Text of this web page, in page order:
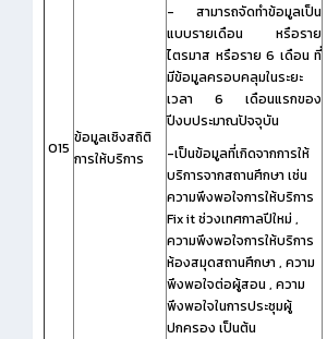
O15
ข้อมูลเชิงสถิติ
การให้บริการ
- สามารถจัดทำข้อมูลเป็น
แบบรายเดือน หรือราย
ไตรมาส หรือราย 6 เดือน ที่
มีข้อมูลครอบคลุมในระยะ
เวลา 6 เดือนแรกของ
ปีงบประมาณปัจจุบัน
-เป็นข้อมูลที่เกิดจากการให้
บริการจากสถานศึกษา เช่น
ความพึงพอใจการให้บริการ
Fix it ช่วงเทศกาลปีใหม่ ,
ความพึงพอใจการให้บริการ
ห้องสมุดสถานศึกษา , ความ
พึงพอใจต่อผู้สอน , ความ
พึงพอใจในการประชุมผู้
ปกครอง เป็นต้น